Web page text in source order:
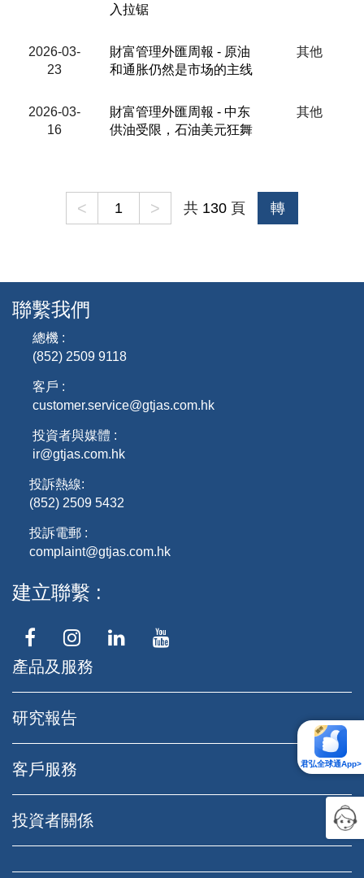
入拉锯
2026-03-
23
財富管理外匯周報 - 原油
和通胀仍然是市场的主线
其他
2026-03-
16
財富管理外匯周報 - 中东
供油受限，石油美元狂舞
其他
< > 共 130 頁 轉
君弘全球通App>
聯繫我們
總機 :
(852) 2509 9118
客戶 :
customer.service@gtjas.com.hk
投資者與媒體 :
ir@gtjas.com.hk
投訴熱線:
(852) 2509 5432
投訴電郵 :
complaint@gtjas.com.hk
建立聯繫
產品及服務
研究報告
客戶服務
投資者關係